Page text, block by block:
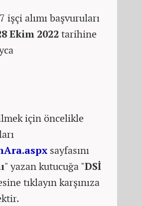
alımı başvuruları
Ekim 2022 tarihine
için öncelikle
sayfasını
" yazan kutucuğa "DSİ
tıklayın karşınıza